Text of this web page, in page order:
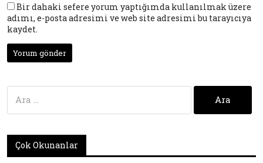
Bir dahaki sefere yorum yaptığımda kullanılmak üzere
adımı, e-posta adresimi ve web site adresimi bu tarayıcıya
kaydet.
Arama:
Çok Okunanlar